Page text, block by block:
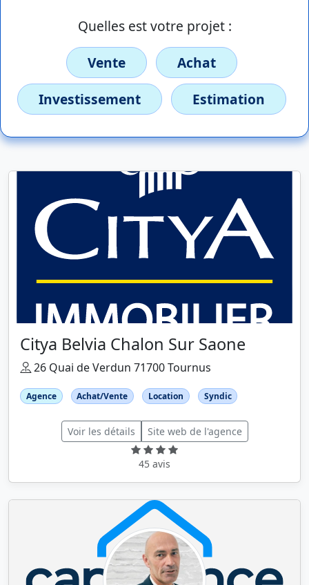
Quelles est votre projet :
Vente
Achat
Investissement
Estimation
Citya Belvia Chalon Sur Saone
26 Quai de Verdun 71700 Tournus
Agence Achat/Vente Location Syndic
Voir les détails Site web de l'agence
45 avis